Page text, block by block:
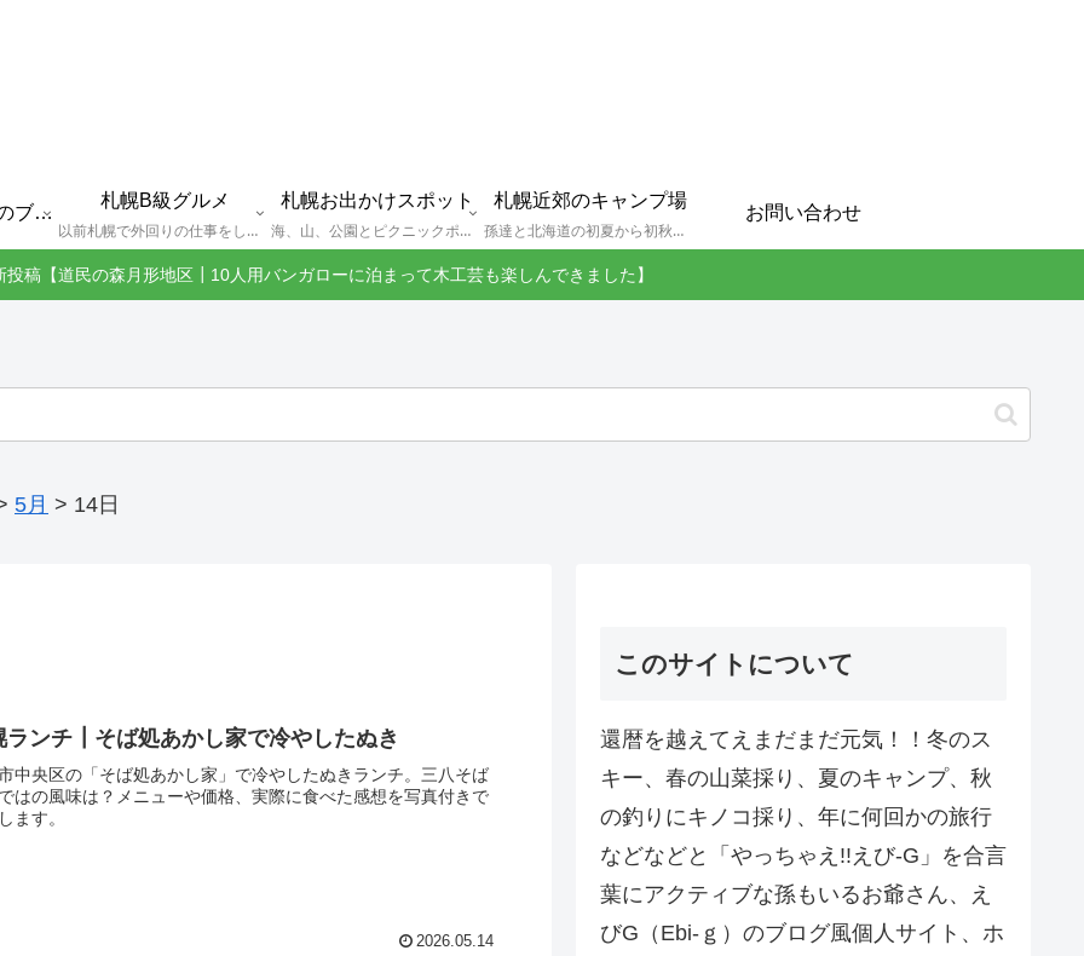
えびGとは？札幌のブログ運営者プロフィール
札幌B級グルメ
以前札幌で外回りの仕事をしていた還暦過ぎブロガー「えびG」がランチ（サラリーマンランチ、サラメシ）を中心に、おそば、ラーメン、中華、日替わりランチを「札幌Bグルメ」と題してレポートしているブログカテゴリーのページです。現在は定年後の再雇用で札幌中とはいかなまでも会社の近くのすすきの界隈や家のある札幌市南区を中心に徘徊しております。
札幌お出かけスポット
海、山、公園とピクニックポイントや名所、旧跡などなど、、、、、札幌はもとより郊外の無理なく日帰りでいって帰ってこれるお出かけスポットを孫っち達（小学５、３年生、幼稚園年長さんの３人）とえびGがお出かけをして紹介しているページです。
札幌近郊のキャンプ場
孫達と北海道の初夏から初秋にかけてキャンプに出かけます。キャンプ場情報だったり料理だったり花火や遊びに虫取りとまさに「やっちゃえ！えびG」やりたい放題のブログです。
お問い合わせ
稿【道民の森月形地区┃10人用バンガローに泊まって木工芸も楽しんできました】
5月 > 14日
ランチ┃そば処あかし家で冷やしたぬき
中央区の「そば処あかし家」で冷やしたぬきランチ。三八そば
はの風味は？メニューや価格、実際に食べた感想を写真付きで
ます。
2026.05.14
このサイトについて
還暦を越えてえまだまだ元気！！冬のス
キー、春の山菜採り、夏のキャンプ、秋
の釣りにキノコ採り、年に何回かの旅行
などなどと「やっちゃえ!!えび-G」を合言
葉にアクティブな孫もいるお爺さん、え
びG（Ebi-ｇ）のブログ風個人サイト、ホ